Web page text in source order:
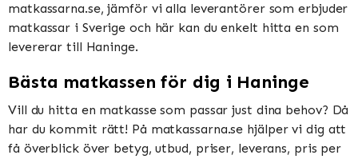
matkassarna.se, jämför vi alla leverantörer som erbjuder
matkassar i Sverige och här kan du enkelt hitta en som
levererar till Haninge.
Bästa matkassen för dig i Haninge
Vill du hitta en matkasse som passar just dina behov? Då
har du kommit rätt! På matkassarna.se hjälper vi dig att
få överblick över betyg, utbud, priser, leverans, pris per